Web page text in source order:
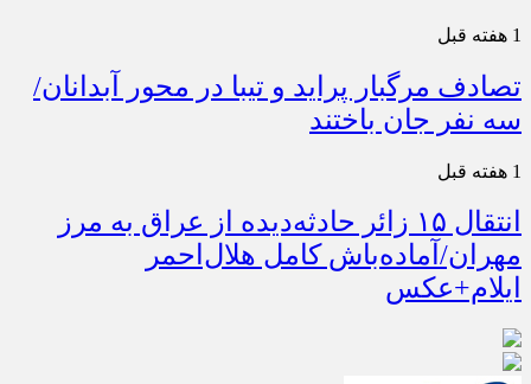
1 هفته قبل
تصادف مرگبار پراید و تیبا در محور آبدانان/
سه نفر جان باختند
1 هفته قبل
انتقال ۱۵ زائر حادثه‌دیده از عراق به مرز
مهران/آماده‌باش کامل هلال‌احمر
ایلام+عکس